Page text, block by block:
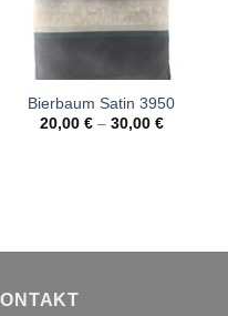
Bierbaum Satin 3950
20,00 €– 30,00 €